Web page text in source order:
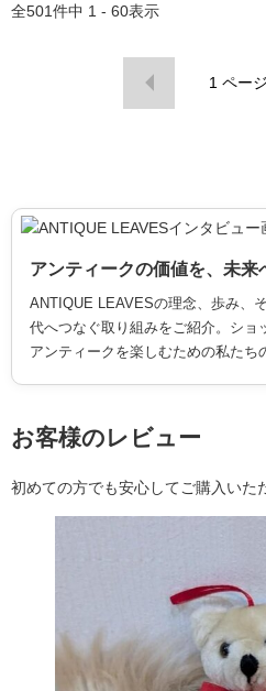
全501件中 1 - 60表示
1 ペー
アンティークの価値を、未来
ANTIQUE LEAVESの理念、歩み、
代へつなぐ取り組みをご紹介。ショ
アンティークを楽しむための私たち
お客様のレビュー
初めての方でも安心してご購入いた